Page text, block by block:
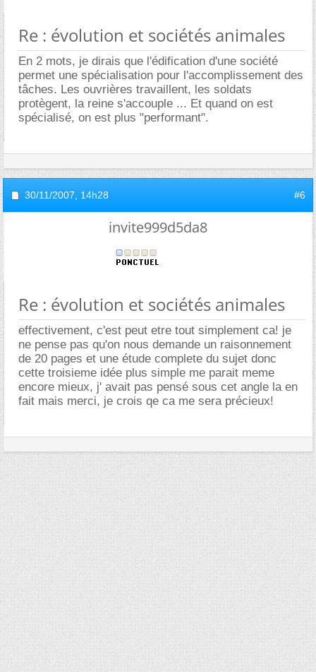
Re : évolution et sociétés animales
En 2 mots, je dirais que l'édification d'une société
permet une spécialisation pour l'accomplissement des
tâches. Les ouvrières travaillent, les soldats
protègent, la reine s'accouple ... Et quand on est
spécialisé, on est plus "performant".
30/11/2007, 14h28 #6
invite999d5da8
Re : évolution et sociétés animales
effectivement, c'est peut etre tout simplement ca! je
ne pense pas qu'on nous demande un raisonnement
de 20 pages et une étude complete du sujet donc
cette troisieme idée plus simple me parait meme
encore mieux, j' avait pas pensé sous cet angle la en
fait mais merci, je crois qe ca me sera précieux!